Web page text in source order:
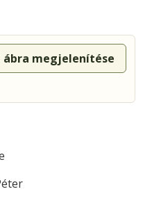
ábra megjelenítése